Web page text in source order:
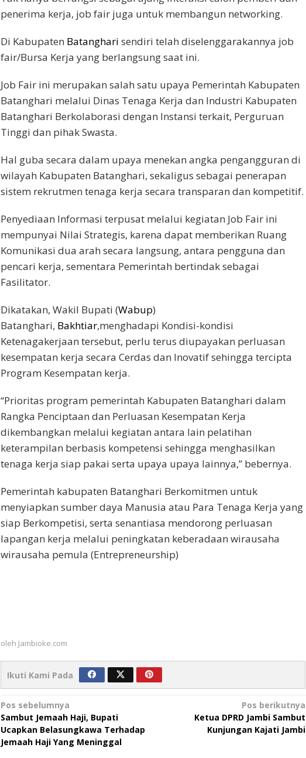
penerima kerja, job fair juga untuk membangun networking.
Di Kabupaten Batanghari sendiri telah diselenggarakannya job
fair/Bursa Kerja yang berlangsung saat ini.
Job Fair ini merupakan salah satu upaya Pemerintah Kabupaten
Batanghari melalui Dinas Tenaga Kerja dan Industri Kabupaten
Batanghari Berkolaborasi dengan Instansi terkait, Perguruan
Tinggi dan pihak Swasta.
Hal guba secara dalam upaya menekan angka pengangguran di
wilayah Kabupaten Batanghari, sekaligus sebagai penerapan
sistem rekrutmen tenaga kerja secara transparan dan kompetitif.
Penyediaan Informasi terpusat melalui kegiatan Job Fair ini
mempunyai Nilai Strategis, karena dapat memberikan Ruang
Komunikasi dua arah secara langsung, antara pengguna dan
pencari kerja, sementara Pemerintah bertindak sebagai
Fasilitator.
Dikatakan, Wakil Bupati (Wabup)
Batanghari, Bakhtiar,menghadapi Kondisi-kondisi
Ketenagakerjaan tersebut, perlu terus diupayakan perluasan
kesempatan kerja secara Cerdas dan Inovatif sehingga tercipta
Program Kesempatan kerja.
“Prioritas program pemerintah Kabupaten Batanghari dalam
Rangka Penciptaan dan Perluasan Kesempatan Kerja
dikembangkan melalui kegiatan antara lain pelatihan
keterampilan berbasis kompetensi sehingga menghasilkan
tenaga kerja siap pakai serta upaya upaya lainnya,” bebernya.
Pemerintah kabupaten Batanghari Berkomitmen untuk
menyiapkan sumber daya Manusia atau Para Tenaga Kerja yang
siap Berkompetisi, serta senantiasa mendorong perluasan
lapangan kerja melalui peningkatan keberadaan wirausaha
wirausaha pemula (Entrepreneurship)
oleh Jambioke.com
Ikuti Kami Pada
Navigasi
pos
Pos sebelumnya
Sambut Jemaah Haji, Bupati
Ucapkan Belasungkawa Terhadap
Jemaah Haji Yang Meninggal
Pos berikutnya
Ketua DPRD Jambi Sambut
Kunjungan Kajati Jambi